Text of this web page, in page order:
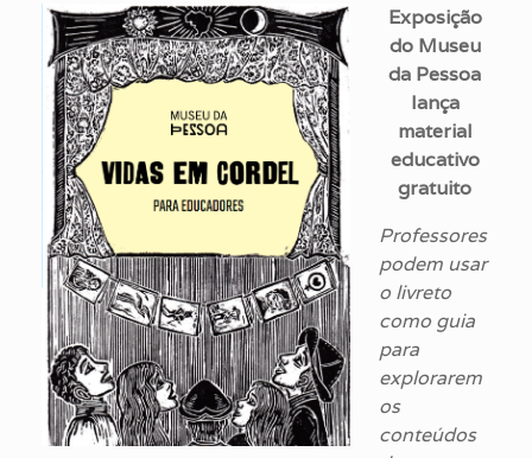
Exposição
do Museu
da Pessoa
lança
material
educativo
gratuito
Professores
podem usar
o livreto
como guia
para
explorarem
os
conteúdos